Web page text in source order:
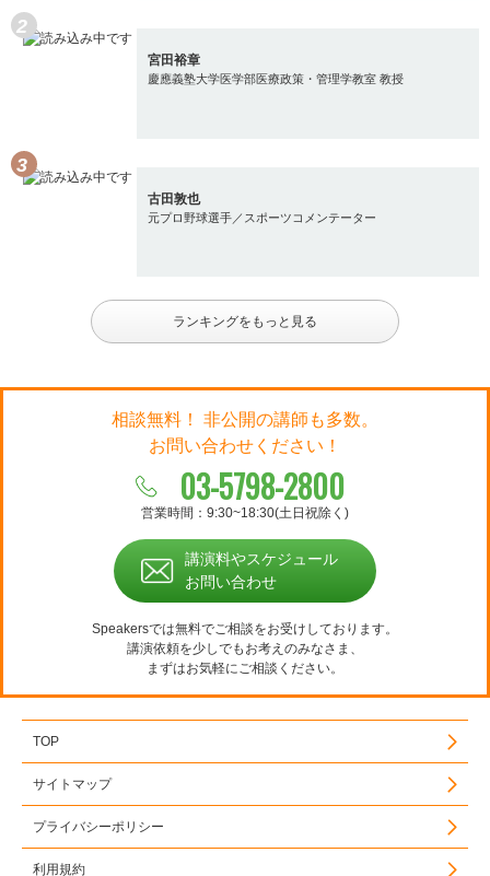
宮田裕章
慶應義塾大学医学部医療政策・管理学教室 教授
古田敦也
元プロ野球選手／スポーツコメンテーター
ランキングをもっと見る
相談無料！ 非公開の講師も多数。
お問い合わせください！
03-5798-2800
営業時間：9:30~18:30(土日祝除く)
講演料やスケジュール
お問い合わせ
Speakersでは無料でご相談をお受けしております。
講演依頼を少しでもお考えのみなさま、
まずはお気軽にご相談ください。
TOP
サイトマップ
プライバシーポリシー
利用規約